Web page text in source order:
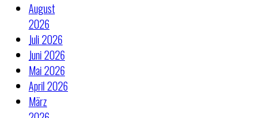
August
2026
Juli 2026
Juni 2026
Mai 2026
April 2026
März